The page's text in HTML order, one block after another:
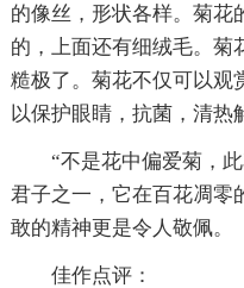
的像丝，形状各样。菊花
的，上面还有细绒毛。菊
糙极了。菊花不仅可以观
以保护眼睛，抗菌，清热
“不是花中偏爱菊，
君子之一，它在百花凋零
敢的精神更是令人敬佩。
佳作点评：